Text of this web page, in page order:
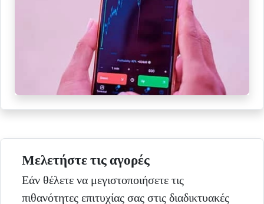
Μελετήστε τις αγορές
Εάν θέλετε να μεγιστοποιήσετε τις
πιθανότητες επιτυχίας σας στις διαδικτυακές